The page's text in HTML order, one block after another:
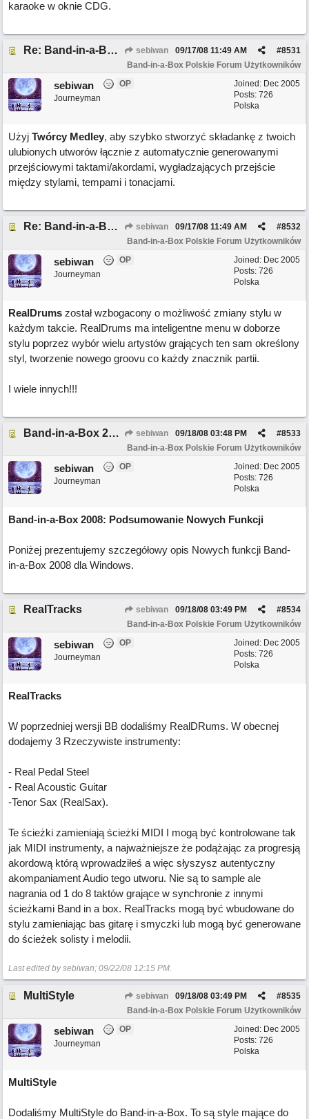
karaoke w oknie CDG.
Re: Band-in-a-Box 2008 ma ponad 50 nowych funkcji! sebiwan #8531
09/17/08 11:49 AM
Band-in-a-Box Polskie Forum Użytkowników
Joined: Dec 2005
Posts: 726
Polska
sebiwan
OP
Journeyman
Użyj Twórcy Medley, aby szybko stworzyć składankę z twoich
ulubionych utworów łącznie z automatycznie generowanymi
przejściowymi taktami/akordami, wygładzających przejście
między stylami, tempami i tonacjami.
Re: Band-in-a-Box 2008 ma ponad 50 nowych funkcji! sebiwan #8532
09/17/08 11:49 AM
Band-in-a-Box Polskie Forum Użytkowników
Joined: Dec 2005
Posts: 726
Polska
sebiwan
OP
Journeyman
RealDrums został wzbogacony o możliwość zmiany stylu w
każdym takcie. RealDrums ma inteligentne menu w doborze
stylu poprzez wybór wielu artystów grających ten sam określony
styl, tworzenie nowego groovu co każdy znacznik partii.
I wiele innych!!!
Band-in-a-Box 2008: Podsumowanie Nowych Funkcji sebiwan #8533
09/18/08 03:48 PM
Band-in-a-Box Polskie Forum Użytkowników
Joined: Dec 2005
Posts: 726
Polska
sebiwan
OP
Journeyman
Band-in-a-Box 2008: Podsumowanie Nowych Funkcji
Poniżej prezentujemy szczegółowy opis Nowych funkcji Band-
in-a-Box 2008 dla Windows.
RealTracks sebiwan #8534
09/18/08 03:49 PM
Band-in-a-Box Polskie Forum Użytkowników
Joined: Dec 2005
Posts: 726
Polska
sebiwan
OP
Journeyman
RealTracks
W poprzedniej wersji BB dodaliśmy RealDRums. W obecnej
dodajemy 3 Rzeczywiste instrumenty:
- Real Pedal Steel
- Real Acoustic Guitar
-Tenor Sax (RealSax).
Te ścieżki zamieniają ścieżki MIDI I mogą być kontrolowane tak
jak MIDI instrumenty, a najważniejsze że podążając za progresją
akordową którą wprowadziłeś a więc słyszysz autentyczny
akompaniament Audio tego utworu. Nie są to sample ale
nagrania od 1 do 8 taktów grające w synchronie z innymi
ścieżkami Band in a box. RealTracks mogą być wbudowane do
stylu zamieniając bas gitarę i smyczki lub mogą być generowane
do ścieżek solisty i melodii.
Last edited by sebiwan; 09/22/08 12:15 PM.
MultiStyle sebiwan #8535
09/18/08 03:49 PM
Band-in-a-Box Polskie Forum Użytkowników
Joined: Dec 2005
Posts: 726
Polska
sebiwan
OP
Journeyman
MultiStyle
Dodaliśmy MultiStyle do Band-in-a-Box. To są style mające do